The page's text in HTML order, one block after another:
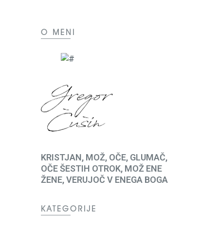
O MENI
KRISTJAN, MOŽ, OČE, GLUMAČ,
OČE ŠESTIH OTROK, MOŽ ENE
ŽENE, VERUJOČ V ENEGA BOGA
KATEGORIJE